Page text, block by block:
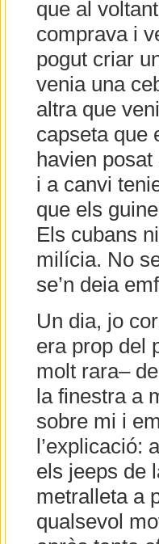
que al
comprava i
pogut criar
venia una
altra que
capseta que
havien
i a canvi
que els
Els cubans
milícia. No
se’n deia
Un dia, jo
era prop del
molt rara–
la finestra a
sobre mi i
l’explicació:
els jeeps de
metralleta a
qualsevol